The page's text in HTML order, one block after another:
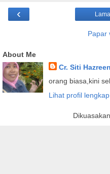
‹
Papar
About Me
Cr. Siti
orang biasa,kini
Lihat profil